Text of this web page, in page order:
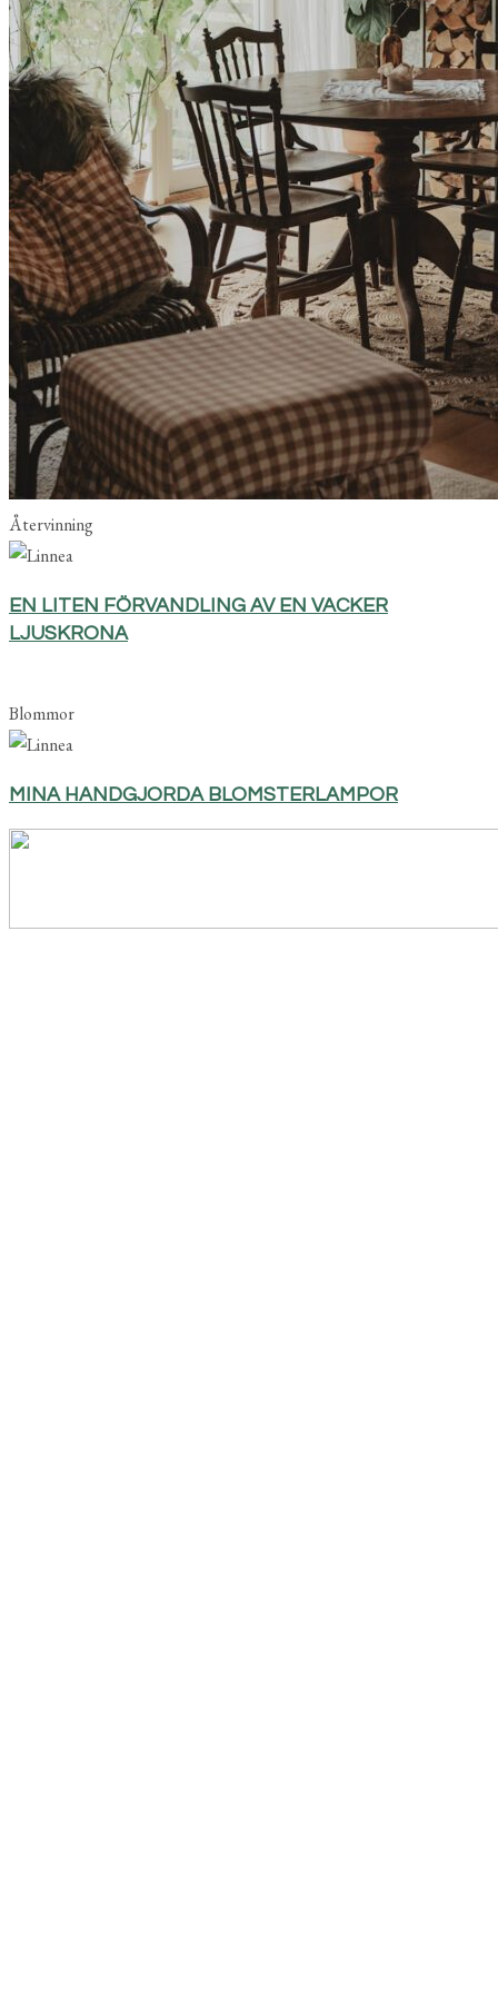
Återvinning
EN LITEN FÖRVANDLING AV EN VACKER
LJUSKRONA
Blommor
MINA HANDGJORDA BLOMSTERLAMPOR